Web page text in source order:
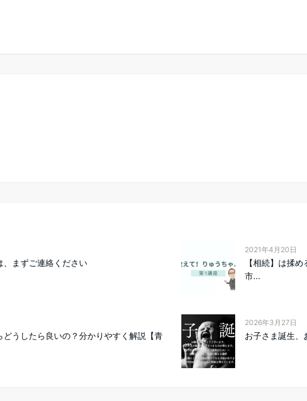
、まずご連絡ください
2021年4月20日
【相続】は揉
市...
どうしたら良いの？分かりやすく解説【青
2026年3月27日
お子さま誕生、